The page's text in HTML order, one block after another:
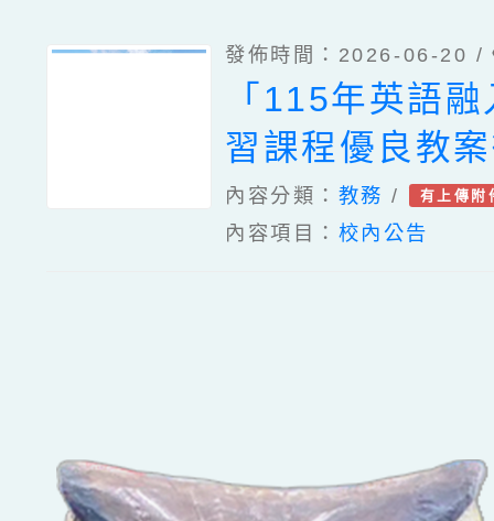
理「115年度在
修原住民族之
專長（泰雅族
班」
發佈時間：2026-06-20 /
「115年英語
習課程優良教
動簡章
內容分類： 教務 / 有上傳附
內容項目： 校內公告